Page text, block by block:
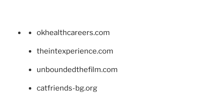
okhealthcareers.com
theintexperience.com
unboundedthefilm.com
catfriends-bg.org